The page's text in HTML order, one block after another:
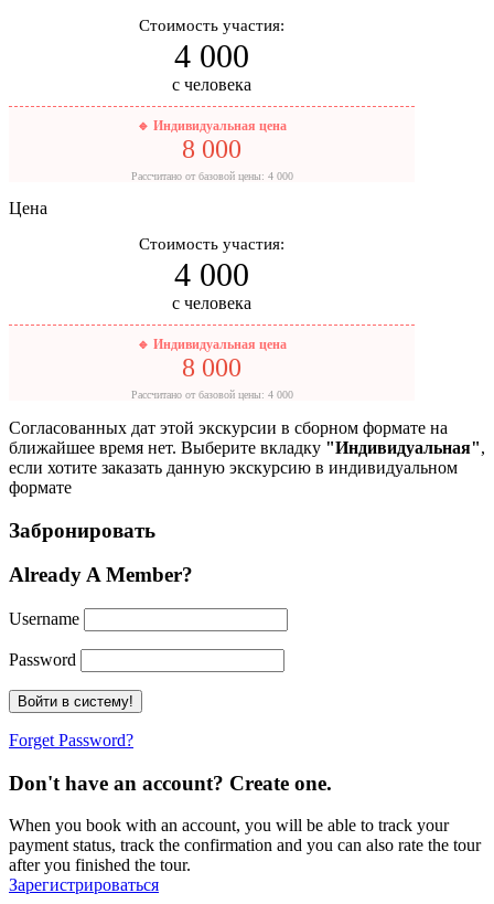
Стоимость участия:
4 000
с человека
🔹 Индивидуальная цена
8 000
Рассчитано от базовой цены: 4 000
Цена
Стоимость участия:
4 000
с человека
🔹 Индивидуальная цена
8 000
Рассчитано от базовой цены: 4 000
Согласованных дат этой экскурсии в сборном формате на
ближайшее время нет. Выберите вкладку "Индивидуальная",
если хотите заказать данную экскурсию в индивидуальном
формате
Забронировать
Already A Member?
Username
Password
Forget Password?
Don't have an account? Create one.
When you book with an account, you will be able to track your
payment status, track the confirmation and you can also rate the tour
after you finished the tour.
Зарегистрироваться